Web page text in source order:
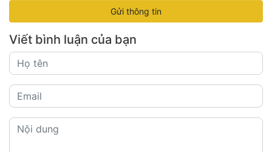
Gửi thông tin
Viết bình luận của bạn